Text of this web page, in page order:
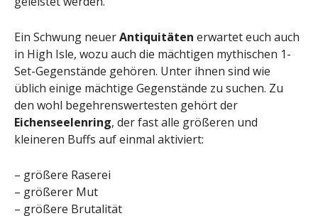
Ein Schwung neuerAntiquitäten erwartet euch auch
in High Isle, wozu auch die mächtigen mythischen 1-
Set-Gegenstände gehören. Unter ihnen sind wie
üblich einige mächtige Gegenstände zu suchen. Zu
den wohl begehrenswertesten gehört der
Eichenseelenring, der fast alle größeren und
kleineren Buffs auf einmal aktiviert:
– größere Raserei
– größerer Mut
– größere Brutalität